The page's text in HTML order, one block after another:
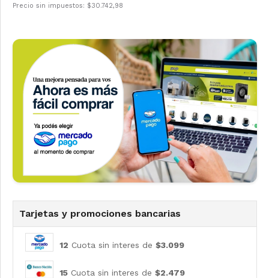
Precio sin impuestos: $30.742,98
Tarjetas y promociones bancarias
12 Cuota sin interes de $3.099
15Cuota sin interes de $2.479